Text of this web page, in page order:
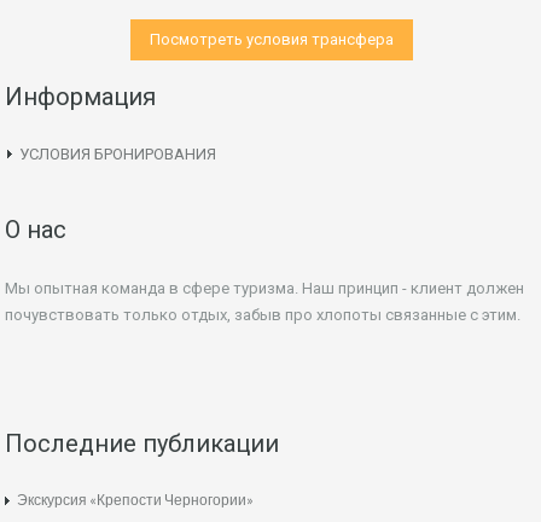
Посмотреть условия трансфера
Информация
УСЛОВИЯ БРОНИРОВАНИЯ
О нас
Мы опытная команда в сфере туризма. Наш принцип - клиент должен
почувствовать только отдых, забыв про хлопоты связанные с этим.
Последние публикации
Экскурсия «Крепости Черногории»